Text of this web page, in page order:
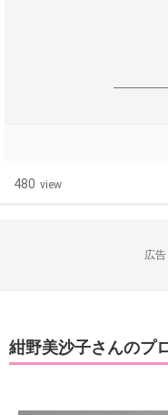
480 view
広
紺野美沙子さんのプ